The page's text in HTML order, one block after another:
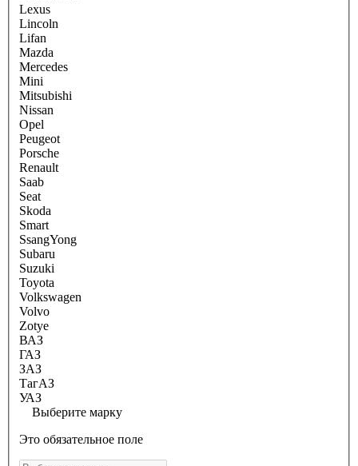
Lexus
Lincoln
Lifan
Mazda
Mercedes
Mini
Mitsubishi
Nissan
Opel
Peugeot
Porsche
Renault
Saab
Seat
Skoda
Smart
SsangYong
Subaru
Suzuki
Toyota
Volkswagen
Volvo
Zotye
ВАЗ
ГАЗ
ЗАЗ
ТагАЗ
УАЗ
Выберите марку
Это обязательное поле